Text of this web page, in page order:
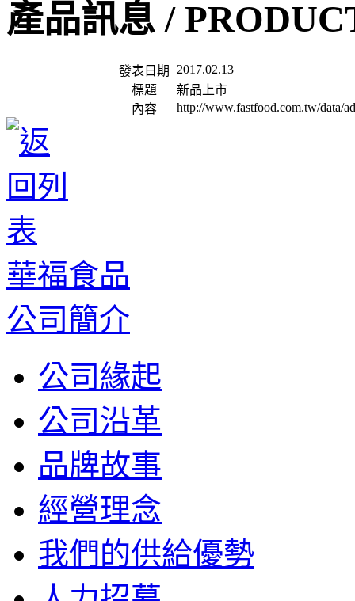
產品訊息 /
發表日期
2017.02.13
標題
新品上市
內容
http://www.fastfood.com.tw/data/
華福食品
公司簡介
公司緣起
公司沿革
品牌故事
經營理念
我們的供給優勢